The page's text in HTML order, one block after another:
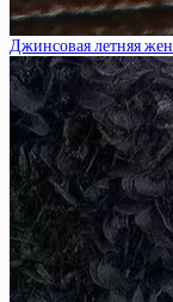
Джинсовая летняя